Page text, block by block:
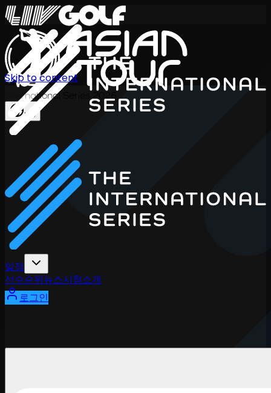
International Series 2026
KO
일정
선수순위 뉴스시청소개
로그인
Skip to content